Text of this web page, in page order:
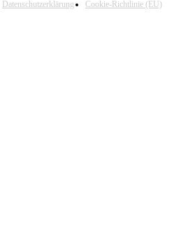
Datenschutzerklärung Cookie-Richtlinie (EU)